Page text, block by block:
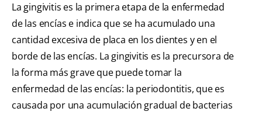
La gingivitis es la primera etapa de la enfermedad
de las encías e indica que se ha acumulado una
cantidad excesiva de placa en los dientes y en el
borde de las encías. La gingivitis es la precursora de
la forma más grave que puede tomar la
enfermedad de las encías: la periodontitis, que es
causada por una acumulación gradual de bacterias